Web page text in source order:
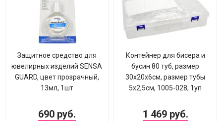
Защитное средство для
ювелирных изделий SENSA
GUARD, цвет прозрачный,
13мл, 1шт
690 руб.
Контейнер для бисера и
бусин 80 туб, размер
30х20х6см, размер тубы
5х2,5см, 1005-028, 1уп
1 469 руб.